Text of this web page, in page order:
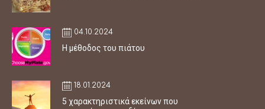
04.10.2024
Η μέθοδος του πιάτου
18.01.2024
5 χαρακτηριστικά εκείνων που